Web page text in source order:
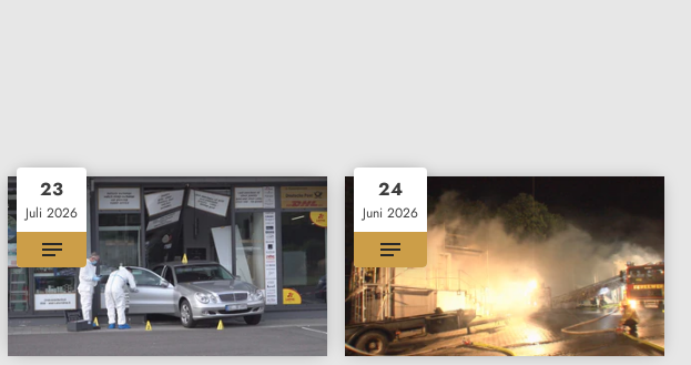
23
Juli 2026
24
Juni 2026